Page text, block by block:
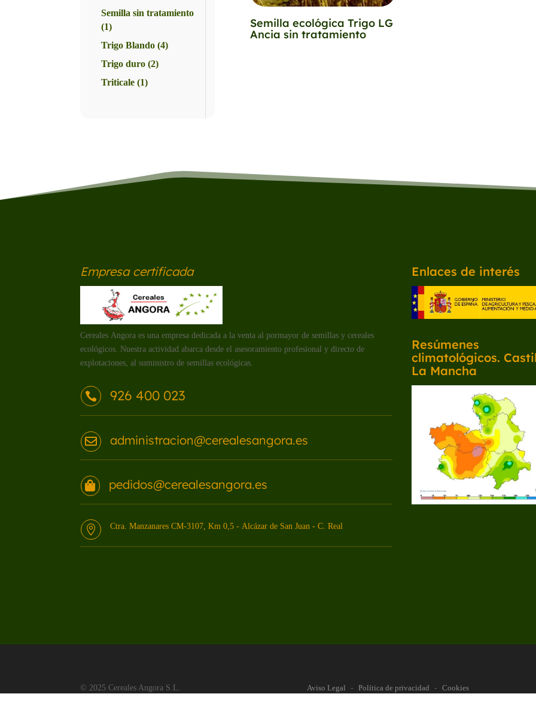
Semilla sin tratamiento
(1)
Trigo Blando (4)
Trigo duro (2)
Triticale (1)
Semilla ecológica Trigo LG
Ancia sin tratamiento
Empresa certificada
Cereales Angora es una empresa dedicada a la venta al pormayor de semillas y cereales
ecológicos. Nuestra actividad abarca desde el asesoramiento profesional y directo de
explotaciones, al suministro de semillas ecológicas.
 926 400 023
 administracion@cerealesangora.es
 pedidos@cerealesangora.es
 Ctra. Manzanares CM-3107, Km 0,5 - Alcázar de San Juan - C. Real
Enlaces de interés
Resúmenes
climatológicos.
La Mancha
© 2025 Cereales Angora S.L. Aviso Legal - Política de privacidad - Cookies